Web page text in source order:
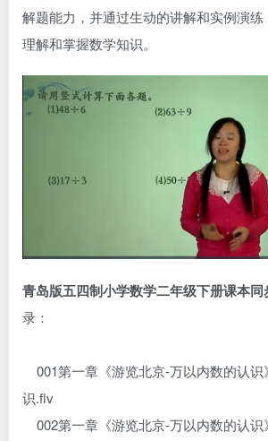
解题能力，并通过生动的讲解和实例演
理解和掌握数学知识。
青岛版五四制小学数学二年级下册课本
录：
001第一章《游览北京-万以内数的认识
识.flv
002第一章《游览北京-万以内数的认识